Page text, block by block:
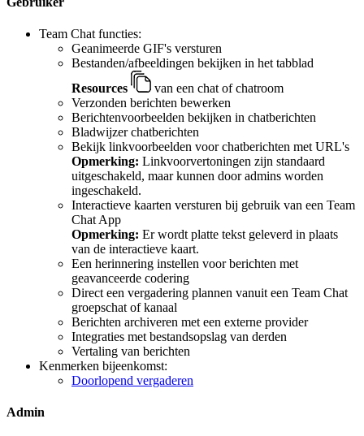
Team Chat functies:
Geanimeerde GIF's versturen
Bestanden/afbeeldingen bekijken in het tabblad
Resources
van een chat of chatroom
Verzonden berichten bewerken
Berichtenvoorbeelden bekijken in chatberichten
Bladwijzer chatberichten
Bekijk linkvoorbeelden voor chatberichten met URL's
Opmerking: Linkvoorvertoningen zijn standaard
uitgeschakeld, maar kunnen door admins worden
ingeschakeld.
Interactieve kaarten versturen bij gebruik van een Team
Chat App
Opmerking: Er wordt platte tekst geleverd in plaats
van de interactieve kaart.
Een herinnering instellen voor berichten met
geavanceerde codering
Direct een vergadering plannen vanuit een Team Chat
groepschat of kanaal
Berichten archiveren met een externe provider
Integraties met bestandsopslag van derden
Vertaling van berichten
Kenmerken bijeenkomst:
Doorlopend vergaderen
Admin